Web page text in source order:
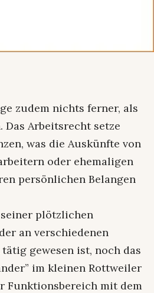
zudem nichts ferner, als
Das Arbeitsrecht setze
was die Auskünfte von
oder ehemaligen
persönlichen Belangen
plötzlichen
an verschiedenen
gewesen ist, noch das
im kleinen Rottweiler
Funktionsbereich mit dem